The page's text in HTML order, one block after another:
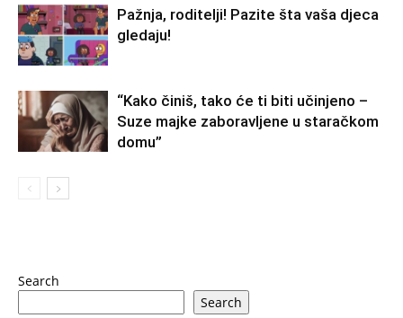
Pažnja, roditelji! Pazite šta vaša djeca
gledaju!
“Kako činiš, tako će ti biti učinjeno –
Suze majke zaboravljene u staračkom
domu”
Search
Search